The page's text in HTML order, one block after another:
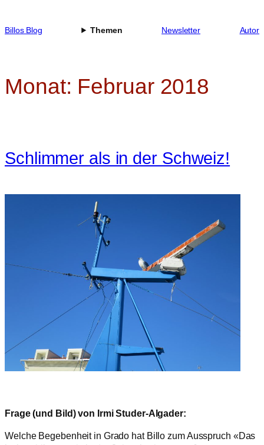
springen
Billos Blog Themen Newsletter Autor
Monat: Februar 2018
Schlimmer als in der Schweiz!
Frage (und Bild) von Irmi Studer-Algader:
Welche Begebenheit in Grado hat Billo zum Ausspruch «Das